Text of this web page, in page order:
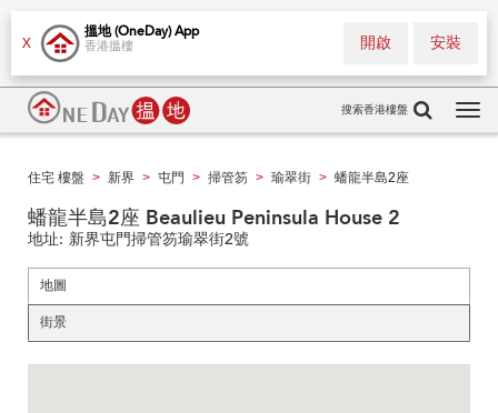
X
搵地 (OneDay) App
香港搵樓 安裝
開啟
搜索香港樓盤
住宅 樓盤 > 新界 > 屯門 > 掃管笏 > 瑜翠街 > 蟠龍半島2座
蟠龍半島2座 Beaulieu Peninsula House 2
地址: 新界屯門掃管笏瑜翠街2號
地圖
街景